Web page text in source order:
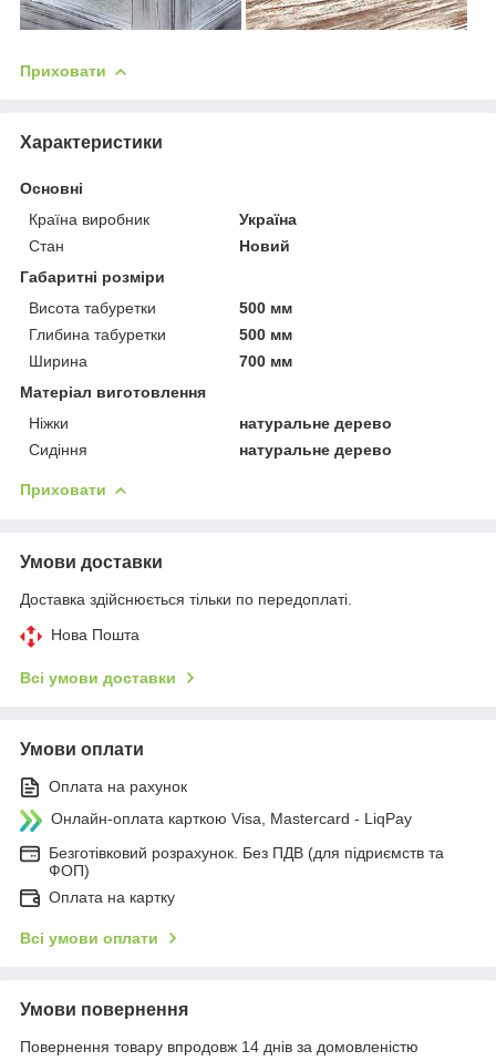
Приховати
Характеристики
Основні
Країна виробник
Україна
Стан
Новий
Габаритні розміри
Висота табуретки
500 мм
Глибина табуретки
500 мм
Ширина
700 мм
Матеріал виготовлення
Ніжки
натуральне дерево
Сидіння
натуральне дерево
Приховати
Умови доставки
Доставка здійснюється тільки по передоплаті.
Нова Пошта
Всі умови доставки
Умови оплати
Оплата на рахунок
Онлайн-оплата карткою Visa, Mastercard - LiqPay
Безготівковий розрахунок. Без ПДВ (для підриємств та
ФОП)
Оплата на картку
Всі умови оплати
Умови повернення
Повернення товару впродовж 14 днів за домовленістю